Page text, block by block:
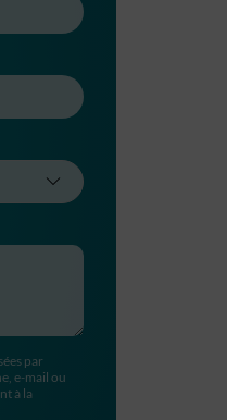
par
e-mail ou
à la